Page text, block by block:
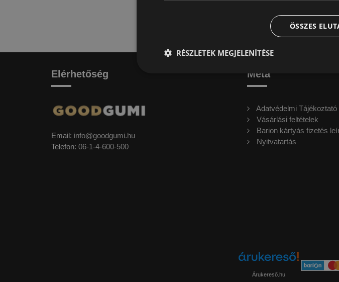
Elérhetőség
Email: info@goodgumi.hu
Telefon: 06-1-4-600-500
Meta
Adatvédelmi Tájékoztató
Vásárlási feltételek
Barion kártyás fizetés
Nyitvatartás
Árukereső.hu
ÖSSZES
RÉSZLETEK MEGJELENÍTÉSE